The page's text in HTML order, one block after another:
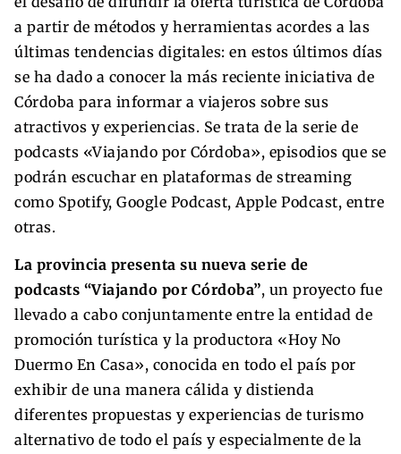
a partir de métodos y herramientas acordes a las
últimas tendencias digitales: en estos últimos días
se ha dado a conocer la más reciente iniciativa de
Córdoba para informar a viajeros sobre sus
atractivos y experiencias. Se trata de la serie de
podcasts «Viajando por Córdoba», episodios que se
podrán escuchar en plataformas de streaming
como Spotify, Google Podcast, Apple Podcast, entre
otras.
La provincia presenta su nueva serie de
podcasts “Viajando por Córdoba”, un proyecto fue
llevado a cabo conjuntamente entre la entidad de
promoción turística y la productora «Hoy No
Duermo En Casa», conocida en todo el país por
exhibir de una manera cálida y distienda
diferentes propuestas y experiencias de turismo
alternativo de todo el país y especialmente de la